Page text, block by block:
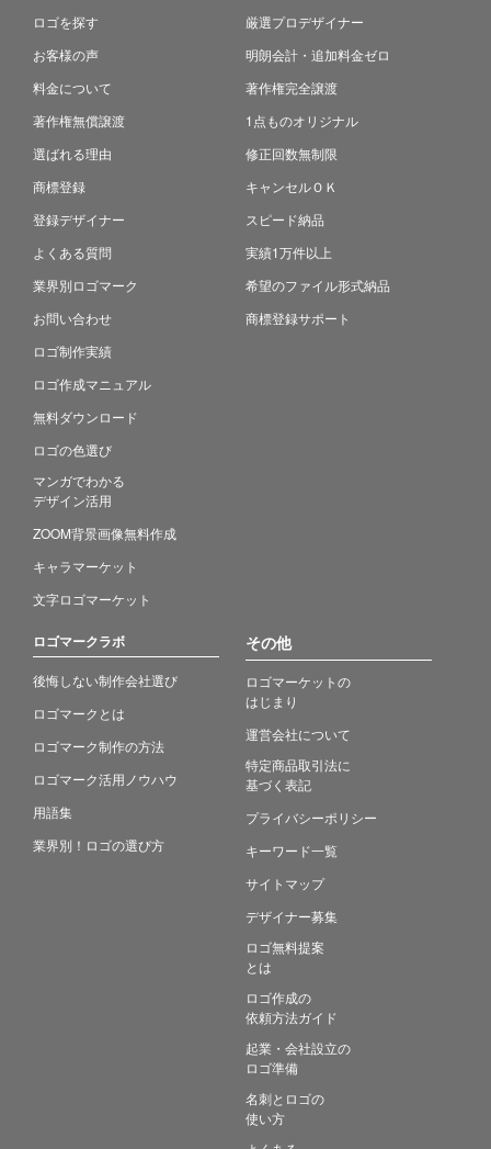
ロゴを探す
お客様の声
料金について
著作権無償譲渡
選ばれる理由
商標登録
登録デザイナー
よくある質問
業界別ロゴマーク
お問い合わせ
ロゴ制作実績
ロゴ作成マニュアル
無料ダウンロード
ロゴの色選び
マンガでわかる
デザイン活用
ZOOM背景画像無料作成
キャラマーケット
文字ロゴマーケット
厳選プロデザイナー
明朗会計・追加料金ゼロ
著作権完全譲渡
1点ものオリジナル
修正回数無制限
キャンセルＯＫ
スピード納品
実績1万件以上
希望のファイル形式納品
商標登録サポート
ロゴマークラボ
後悔しない制作会社選び
ロゴマークとは
ロゴマーク制作の方法
ロゴマーク活用ノウハウ
用語集
業界別！ロゴの選び方
その他
ロゴマーケットの
はじまり
運営会社について
特定商品取引法に
基づく表記
プライバシーポリシー
キーワード一覧
サイトマップ
デザイナー募集
ロゴ無料提案
とは
ロゴ作成の
依頼方法ガイド
起業・会社設立の
ロゴ準備
名刺とロゴの
使い方